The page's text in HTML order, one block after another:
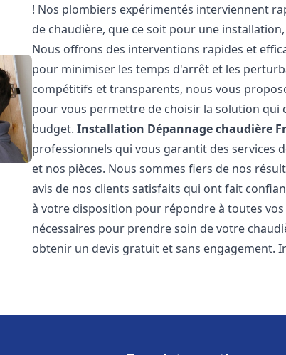
! Nos plombiers expérimentés interviennent
de chaudière, que ce soit pour une
Nous offrons des interventions rapides et
pour minimiser les temps d'arrêt et les
compétitifs et transparents, nous vous
pour vous permettre de choisir la solution qui
budget.Installation Dépannage chaudière
professionnels qui vous garantit des services
et nos pièces. Nous sommes fiers de nos
avis de nos clients satisfaits qui ont fait
à votre disposition pour répondre à toutes
nécessaires pour prendre soin de votre
obtenir un devis gratuit et sans engagement.